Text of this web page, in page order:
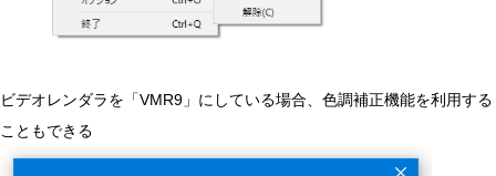
ビデオレンダラを「VMR9」にしている場合、色調補正機能を利用する
こともできる